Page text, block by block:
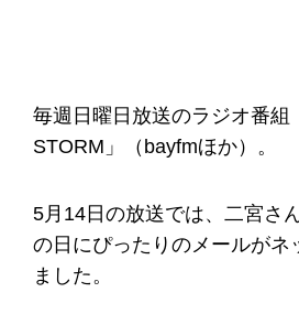
毎週日曜日放送のラジオ番組
STORM」（bayfmほか）。
5月14日の放送では、二宮さ
の日にぴったりのメールがネ
ました。